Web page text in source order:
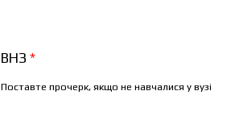
ВНЗ*
Поставте прочерк, якщо не навчалися у вузі